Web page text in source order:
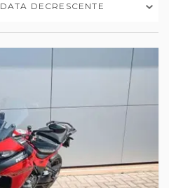
DATA DECRESCENTE